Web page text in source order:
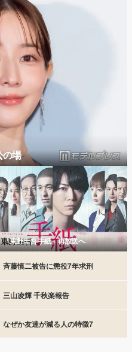
の場
「東野圭吾 手紙」再放送へ
斉藤慎二被告に懲役7年求刑
三山凌輝 千秋楽報告
なぜか友達が減る人の特徴7